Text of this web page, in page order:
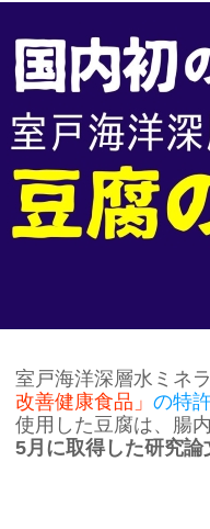
室戸海洋深層水ミネ
改善健康食品」 の特
使用 した豆腐は、腸
5月に取得した研究論